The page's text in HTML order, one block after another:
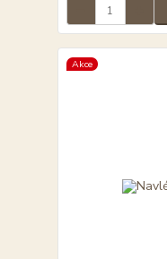
Akce